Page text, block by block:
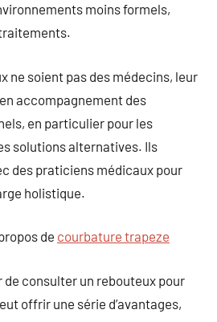
moins formels,
ne soient pas des médecins, leur
accompagnement des
en particulier pour les
solutions alternatives. Ils
des praticiens médicaux pour
holistique.
de courbature trapeze
de consulter un rebouteux pour
offrir une série d’avantages,